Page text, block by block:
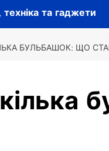
техніка та гаджети
БУЛЬБАШОК: ЩО